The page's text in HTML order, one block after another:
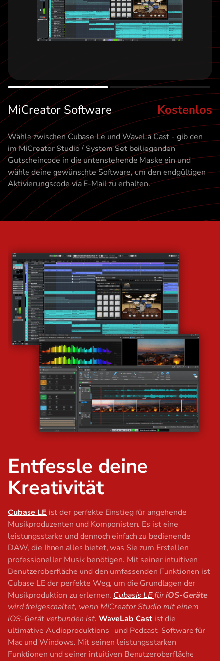
t
MiCreator Software Kostenlos
Wähle zwischen Cubase Le und WaveLa Cast - gib den
im MiCreator Studio / System Set beiliegenden
Gutscheincode in die untenstehende Maske ein und
wähle deine gewünschte Software, um den endgültigen
Aktivierungscode via E-Mail zu erhalten.
Entfessle deine
Kreativität
Cubase LE ist der perfekte Einstieg für angehende
Musikproduzenten und Komponisten. Es ist eine
leistungsstarke und dennoch einfach zu bedienende
DAW, die Ihnen alles bietet, was Sie zum Erstellen
professioneller Musik benötigen. Mit seiner intuitiven
Benutzeroberfläche und den umfassenden Funktionen ist
Cubase LE der perfekte Weg, um die Grundlagen der
Musikproduktion zu erlernen. Cubasis LEfüriOS-Geräte
wird freigeschaltet, wenn MiCreator Studio mit einem
iOS-Gerät verbunden ist. WaveLab Cast ist die
ultimative Audioproduktions- und Podcast-Software für
Mac und Windows. Mit seinen leistungsstarken
Funktionen und seiner intuitiven Benutzeroberfläche